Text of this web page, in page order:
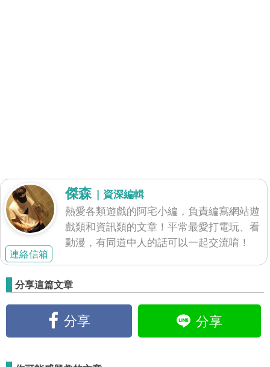
連絡信箱
傑森 | 資深編輯
熱愛各類遊戲的阿宅小編，負責編寫網站遊
戲類和資訊類的文章！平常最愛打電玩、看
動漫，有同道中人的話可以一起交流唷！
分享這篇文章
分享 分享